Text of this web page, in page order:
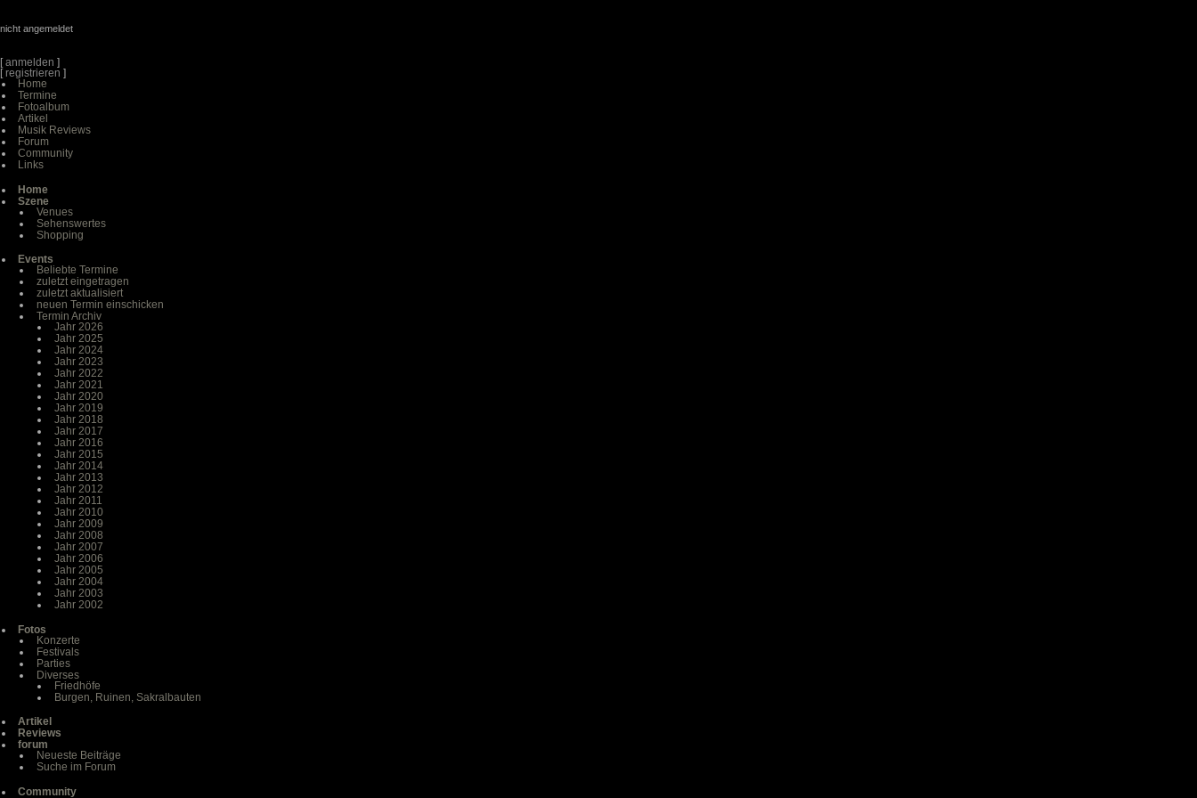
nicht angemeldet
[anmelden ]
[registrieren ]
Home
Termine
Fotoalbum
Artikel
Musik Reviews
Forum
Community
Links
Home
Szene
Venues
Sehenswertes
Shopping
Events
Beliebte Termine
zuletzt eingetragen
zuletzt aktualisiert
neuen Termin einschicken
Termin Archiv
Jahr 2026
Jahr 2025
Jahr 2024
Jahr 2023
Jahr 2022
Jahr 2021
Jahr 2020
Jahr 2019
Jahr 2018
Jahr 2017
Jahr 2016
Jahr 2015
Jahr 2014
Jahr 2013
Jahr 2012
Jahr 2011
Jahr 2010
Jahr 2009
Jahr 2008
Jahr 2007
Jahr 2006
Jahr 2005
Jahr 2004
Jahr 2003
Jahr 2002
Fotos
Konzerte
Festivals
Parties
Diverses
Friedhöfe
Burgen, Ruinen, Sakralbauten
Artikel
Reviews
forum
Neueste Beiträge
Suche im Forum
Community